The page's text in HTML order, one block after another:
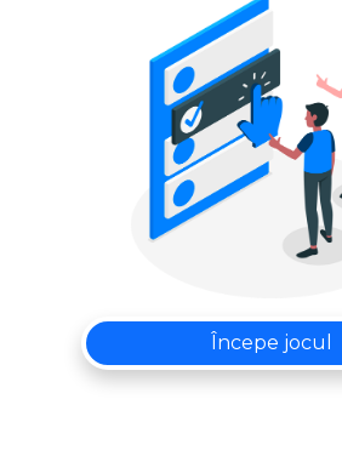
Începe jocul